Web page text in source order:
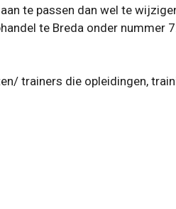
te passen dan wel te
te Breda onder nummer
trainers die opleidingen,